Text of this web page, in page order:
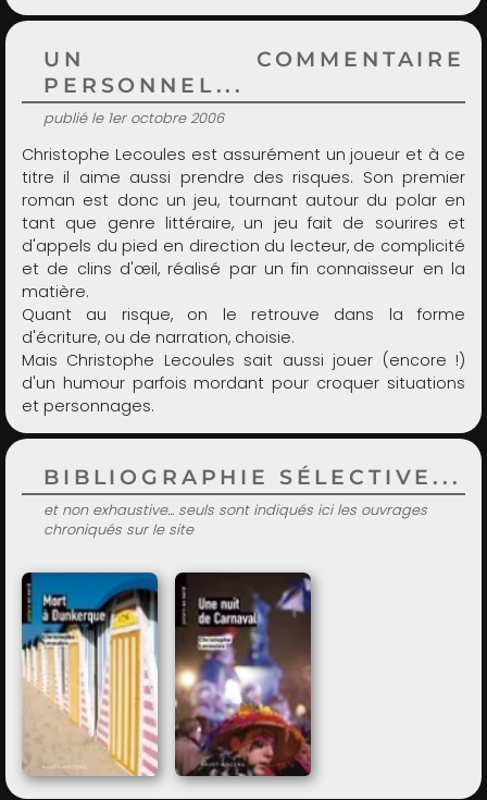
UN COMMENTAIRE
PERSONNEL...
publié le 1er octobre 2006
Christophe Lecoules est assurément un joueur et à ce
titre il aime aussi prendre des risques. Son premier
roman est donc un jeu, tournant autour du polar en
tant que genre littéraire, un jeu fait de sourires et
d'appels du pied en direction du lecteur, de complicité
et de clins d'œil, réalisé par un fin connaisseur en la
matière.
Quant au risque, on le retrouve dans la forme
d'écriture, ou de narration, choisie.
Mais Christophe Lecoules sait aussi jouer (encore !)
d'un humour parfois mordant pour croquer situations
et personnages.
BIBLIOGRAPHIE SÉLECTIVE...
et non exhaustive... seuls sont indiqués ici les ouvrages
chroniqués sur le site